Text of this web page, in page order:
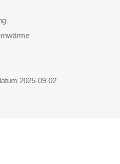
2025-09-02